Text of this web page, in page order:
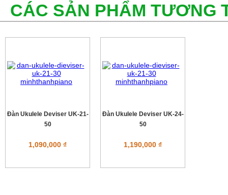
CÁC SẢN PHẨM TƯƠNG
Đàn Ukulele Deviser UK-21-
50
1,090,000 ₫
Đàn Ukulele Deviser UK-24-
50
1,190,000 ₫